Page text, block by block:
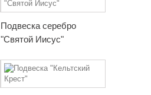
Подвеска серебро
"Святой Иисус"